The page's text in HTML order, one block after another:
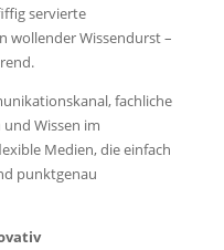
servierte
wollender Wissendurst –
fachliche
Wissen im
Medien, die einfach
punktgenau